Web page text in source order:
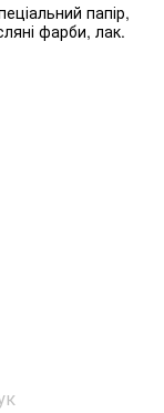
папір,
фарби, лак.